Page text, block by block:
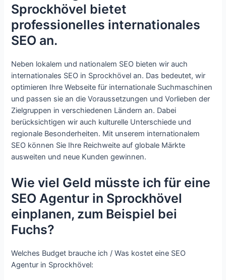
Sprockhövel bietet
professionelles internationales
SEO an.
Neben lokalem und nationalem SEO bieten wir auch
internationales SEO in Sprockhövel an. Das bedeutet, wir
optimieren Ihre Webseite für internationale Suchmaschinen
und passen sie an die Voraussetzungen und Vorlieben der
Zielgruppen in verschiedenen Ländern an. Dabei
berücksichtigen wir auch kulturelle Unterschiede und
regionale Besonderheiten. Mit unserem internationalem
SEO können Sie Ihre Reichweite auf globale Märkte
ausweiten und neue Kunden gewinnen.
Wie viel Geld müsste ich für eine
SEO Agentur in Sprockhövel
einplanen, zum Beispiel bei
Fuchs?
Welches Budget brauche ich / Was kostet eine SEO
Agentur in Sprockhövel: